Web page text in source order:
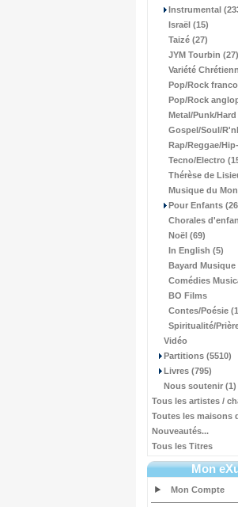
Instrumental
Israël (15)
Taizé (27)
JYM Tourbin (27)
Variété
Pop/Rock
Pop/Rock
Metal/Punk/
Gospel/Soul/
Rap/Reggae/
Tecno/Electro
Thérèse de
Musique du
Pour Enfants
Chorales
Noël (69)
In English (5)
Bayard Musique
Comédies
BO Films
Contes/Poésie
Spiritualité/
Vidéo
Partitions (5510)
Livres (795)
Nous soutenir (1)
Tous les artistes /
Toutes les maisons
Nouveautés...
Tous les Titres
Mon
Mon Compte